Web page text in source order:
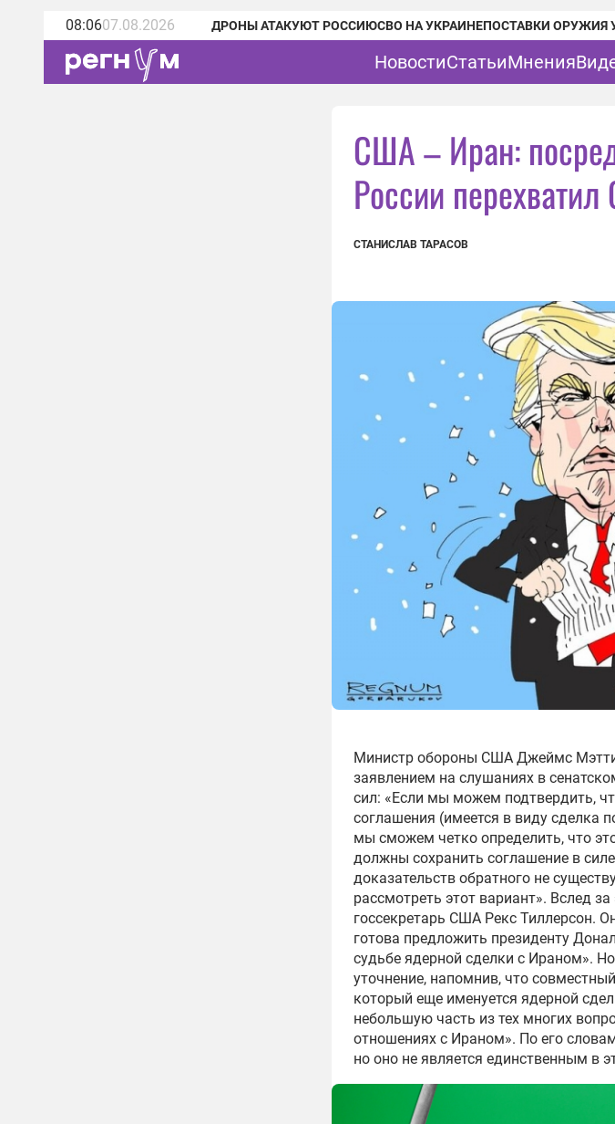
08:0607.08.2026 ДРОНЫ АТАКУЮТ РОССИЮСВО НА УКРАИНЕПОСТАВКИ ОРУЖИЯ
НовостиСтатьиМнения
США – Иран:
России
СТАНИСЛАВ ТАРАСОВ
Министр обороны США Джеймс
заявлением на слушаниях в
сил: «Если мы можем подтвердить,
соглашения (имеется в виду сделка
мы сможем четко определить, что
должны сохранить соглашение в
доказательств обратного не
рассмотреть этот вариант». Вслед
госсекретарь США Рекс Тиллерсон.
готова предложить президенту
судьбе ядерной сделки с Ираном».
уточнение, напомнив, что
который еще именуется ядерной
небольшую часть из тех многих
отношениях с Ираном». По его
но оно не является единственным в